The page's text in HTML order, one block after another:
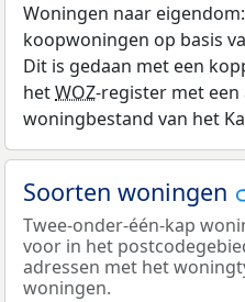
Woningen naar
koopwoningen op basis
Dit is gedaan met een
hetWOZ-register met
woningbestand van het
Soorten woningen
Twee-onder-één-kap
voor in het
adressen met het
woningen.